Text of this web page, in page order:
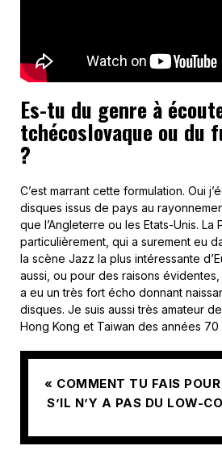
Es-tu du genre à
tchécoslovaque ou du
?
C’est marrant cette formulation. Oui
disques issus de pays au
que l’Angleterre ou les Etats-Unis. La
particulièrement, qui a surement eu
la scène Jazz la plus intéressante
aussi, ou pour des raisons évidentes,
a eu un très fort écho donnant
disques. Je suis aussi très amateur
Hong Kong et Taiwan des années 70
« COMMENT TU FAIS
S’IL N’Y A PAS DU LOW-